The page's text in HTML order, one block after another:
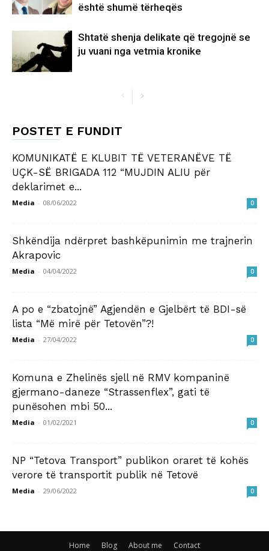
është shumë tërheqës
​Shtatë shenja delikate që tregojnë se
ju vuani nga vetmia kronike
POSTET E FUNDIT
KOMUNIKATË E KLUBIT TË VETERANËVE TË
UÇK-SË BRIGADA 112 “MUJDIN ALIU për
deklarimet e...
Media - 08/06/2022 0
Shkëndija ndërpret bashkëpunimin me trajnerin
Akrapovic
Media - 04/04/2022 0
A po e “zbatojnë” Agjendën e Gjelbërt të BDI-së
lista “Më mirë për Tetovën”?!
Media - 27/04/2022 0
Komuna e Zhelinës sjell në RMV kompaninë
gjermano-daneze “Strassenflex”, gati të
punësohen mbi 50...
Media - 01/02/2021 0
NP “Tetova Transport” publikon oraret të kohës
verore të transportit publik në Tetovë
Media - 29/06/2022 0
Home Blog About me Contact